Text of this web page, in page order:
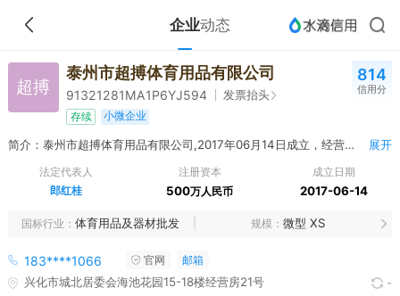
企业动态
超搏
泰州市超搏体育用品有限公司
91321281MA1P6YJ594 发票抬头
存续 小微企业
814
信用分
简介：泰州市超搏体育用品有限公司,2017年06月14日成立，经营范围包括体育用品、健身器材、按摩椅、服装、泳池设备、看台座椅、照明设备、PVC地板、玩具、文具、教学用具、电子设备销售；体育场地设施工程施工；组织策划球类体育活动；游泳培训。（依法须经批准的项目，经相关部门批准后方可开展经营活动） 一般项目：互联网销售（除销售需要许可的商品）（除依法须经批准的项目外，凭营业执照依法自主开展经营活动） 展开
法定代表人
郎红桂
注册资本
500万人民币
成立日期
2017-06-14
国标行业 体育用品及器材批发 规模 微型 XS
183****1066 官网 邮箱
兴化市城北居委会海池花园15-18楼经营房21号 -